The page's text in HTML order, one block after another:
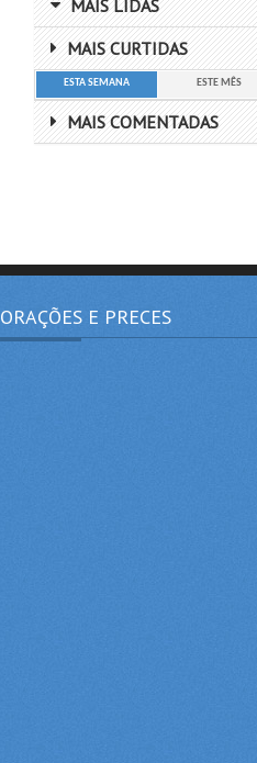
MAIS LIDAS
MAIS CURTIDAS
ESTA SEMANA ESTE MÊS
MAIS COMENTADAS
ORAÇÕES E PRECES